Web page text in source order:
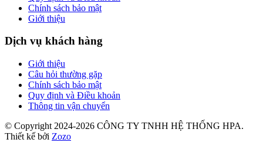
Chính sách bảo mật
Giới thiệu
Dịch vụ khách hàng
Giới thiệu
Câu hỏi thường gặp
Chính sách bảo mật
Quy định và Điều khoản
Thông tin vận chuyển
© Copyright 2024-2026 CÔNG TY TNHH HỆ THỐNG HPA.
Thiết kế bởi Zozo